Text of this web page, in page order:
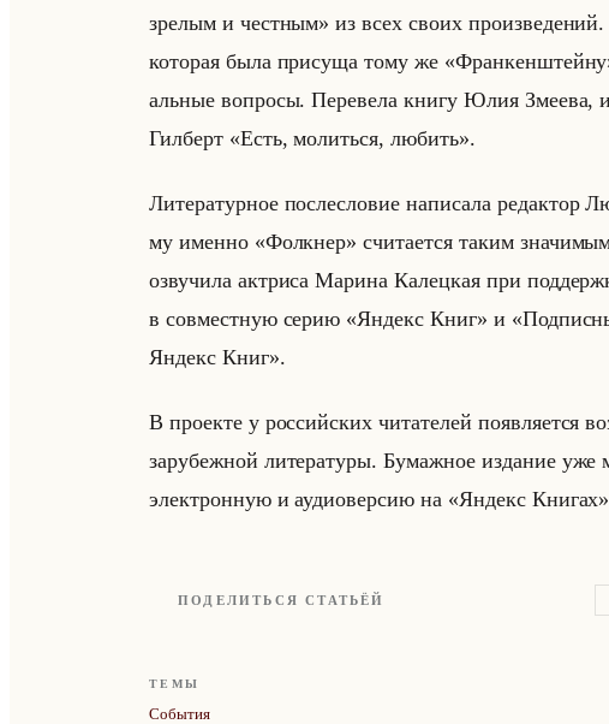
зрелым и честным» из всех своих
ко­то­рая была при­су­ща тому же
альные во­про­сы. Пе­ре­ве­ла книгу Юлия Зме­ева,
Гил­берт «Есть, молиться, любить».
Ли­те­ра­тур­ное по­сле­сло­вие на­пи­са­ла ре­дак­тор
му имен­но «Фолкнер» счи­та­ет­ся таким
озву­чи­ла ак­три­са Ма­ри­на Ка­лец­кая при
в сов­мест­ную серию «Яндекс Книг» и
Яндекс Книг».
В про­ек­те у рос­сийских чи­та­те­лей по­яв­ля­ет­ся
за­ру­беж­ной ли­те­ра­ту­ры. Бу­маж­ное из­да­ние
элек­трон­ную и аудио­вер­сию на «Яндекс
ПОДЕЛИТЬСЯ СТАТЬЁЙ
ТЕМЫ
События